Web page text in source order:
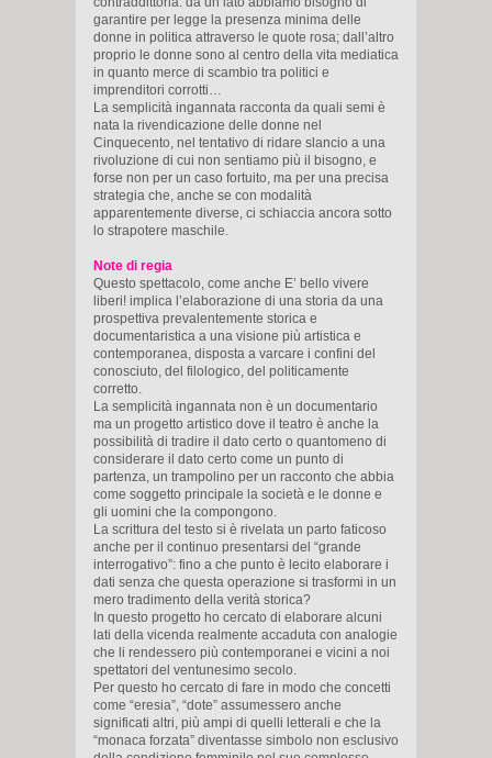
garantire per legge la presenza minima delle
donne in politica attraverso le quote rosa; dall’altro
proprio le donne sono al centro della vita mediatica
in quanto merce di scambio tra politici e
imprenditori corrotti…
La semplicità ingannata racconta da quali semi è
nata la rivendicazione delle donne nel
Cinquecento, nel tentativo di ridare slancio a una
rivoluzione di cui non sentiamo più il bisogno, e
forse non per un caso fortuito, ma per una precisa
strategia che, anche se con modalità
apparentemente diverse, ci schiaccia ancora sotto
lo strapotere maschile.
Note di regia
Questo spettacolo, come anche E’ bello vivere
liberi! implica l’elaborazione di una storia da una
prospettiva prevalentemente storica e
documentaristica a una visione più artistica e
contemporanea, disposta a varcare i confini del
conosciuto, del filologico, del politicamente
corretto.
La semplicità ingannata non è un documentario
ma un progetto artistico dove il teatro è anche la
possibilità di tradire il dato certo o quantomeno di
considerare il dato certo come un punto di
partenza, un trampolino per un racconto che abbia
come soggetto principale la società e le donne e
gli uomini che la compongono.
La scrittura del testo si è rivelata un parto faticoso
anche per il continuo presentarsi del “grande
interrogativo”: fino a che punto è lecito elaborare i
dati senza che questa operazione si trasformi in un
mero tradimento della verità storica?
In questo progetto ho cercato di elaborare alcuni
lati della vicenda realmente accaduta con analogie
che li rendessero più contemporanei e vicini a noi
spettatori del ventunesimo secolo.
Per questo ho cercato di fare in modo che concetti
come “eresia”, “dote” assumessero anche
significati altri, più ampi di quelli letterali e che la
“monaca forzata” diventasse simbolo non esclusivo